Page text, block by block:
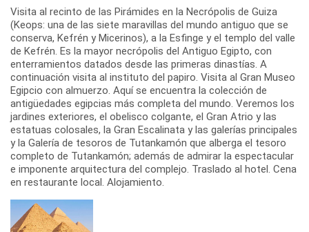
Visita al recinto de las Pirámides en la Necrópolis de Guiza
(Keops: una de las siete maravillas del mundo antiguo que se
conserva, Kefrén y Micerinos), a la Esfinge y el templo del valle
de Kefrén. Es la mayor necrópolis del Antiguo Egipto, con
enterramientos datados desde las primeras dinastías. A
continuación visita al instituto del papiro. Visita al Gran Museo
Egipcio con almuerzo. Aquí se encuentra la colección de
antigüedades egipcias más completa del mundo. Veremos los
jardines exteriores, el obelisco colgante, el Gran Atrio y las
estatuas colosales, la Gran Escalinata y las galerías principales
y la Galería de tesoros de Tutankamón que alberga el tesoro
completo de Tutankamón; además de admirar la espectacular
e imponente arquitectura del complejo. Traslado al hotel. Cena
en restaurante local. Alojamiento.